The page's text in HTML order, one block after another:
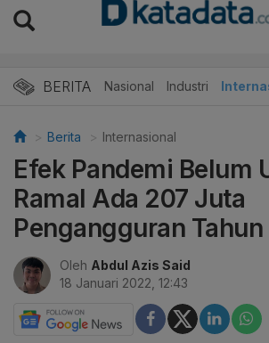
BERITA Nasional Industri
Berita Internasional
Efek Pandemi Belum
Ramal Ada 207 Juta
Pengangguran Tahun
Oleh Abdul Azis Said
18 Januari 2022, 12:43